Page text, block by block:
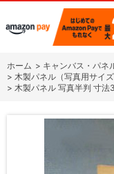
ホーム > キャンバス・パネ
> 木製パネル（写真用サイズ
> 木製パネル 写真半判 寸